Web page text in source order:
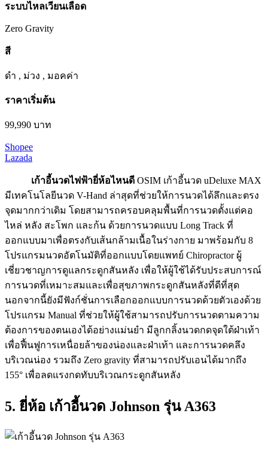
ระบบไหลเวียนเลือด
Zero Gravity
สี
ดำ , ม่วง , มอคค่า
ราคาเริ่มต้น
99,990 บาท
Shopee
Lazada
เก้าอี้นวดไฟฟ้ายี่ห้อไหนดี OSIM เก้าอี้นวด uDeluxe MAX
มีเทคโนโลยีนวด V-Hand ล่าสุดที่ช่วยให้การนวดได้ลึกและตรง
จุดมากกว่าเดิม โดยสามารถครอบคลุมพื้นที่การนวดตั้งแต่คอ
ไหล่ หลัง สะโพก และก้น ด้วยการนวดแบบ Long Track ที่
ออกแบบมาเพื่อตรงกับเส้นกล้ามเนื้อในร่างกาย มาพร้อมกับ 8
โปรแกรมนวดอัตโนมัติที่ออกแบบโดยแพทย์ Chiropractor ผู้
เชี่ยวชาญการดูแลกระดูกสันหลัง เพื่อให้ผู้ใช้ได้รับประสบการณ์
การนวดที่เหมาะสมและเพื่อสุขภาพกระดูกสันหลังที่ดีที่สุด
นอกจากนี้ยังมีฟังก์ชั่นการเลือกออกแบบการนวดด้วยตัวเองด้วย
โปรแกรม Manual ที่ช่วยให้ผู้ใช้สามารถปรับการนวดตามความ
ต้องการของตนเองได้อย่างแม่นยำ มีลูกกลิ้งนวดกดจุดใต้ฝ่าเท้า
เพื่อฟื้นฟูการเหนื่อยล้าของน่องและฝ่าเท้า และการนวดคลึง
บริเวณน่อง รวมถึง Zero gravity ที่สามารถปรับเอนได้มากถึง
155° เพื่อลดแรงกดทับบริเวณกระดูกสันหลัง
5. ยี่ห้อ เก้าอี้นวด Johnson รุ่น A363